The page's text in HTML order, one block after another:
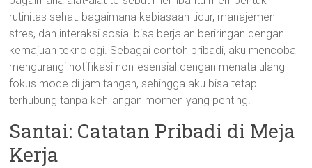
rutinitas sehat: bagaimana kebiasaan tidur, manajemen
stres, dan interaksi sosial bisa berjalan beriringan dengan
kemajuan teknologi. Sebagai contoh pribadi, aku mencoba
mengurangi notifikasi non-esensial dengan menata ulang
fokus mode di jam tangan, sehingga aku bisa tetap
terhubung tanpa kehilangan momen yang penting.
Santai: Catatan Pribadi di Meja
Kerja